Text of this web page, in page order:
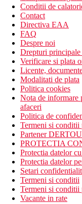
Wellness
Contra cost:
sauna, baie
Mese
Demipensiune
mic dejun si
All inclusive
mic dejun,
bauturi
a.m.)
Categoria oficiala
4 stele
Distanţe
55 km
Distanta de cel mai
500 m
Centrul orasului
Conditii de
Contact
Directiva EAA
FAQ
Despre noi
Drepturi
Verificare si plata
Licente,
Modalitati de plata
Politica cookies
Nota de informare
afaceri
Politica de
Termeni si conditii
Partener
PROTECTIA
Protectia datelor
Protectia datelor
Setari
Termeni si conditii
Termeni si conditii
Vacante in rate